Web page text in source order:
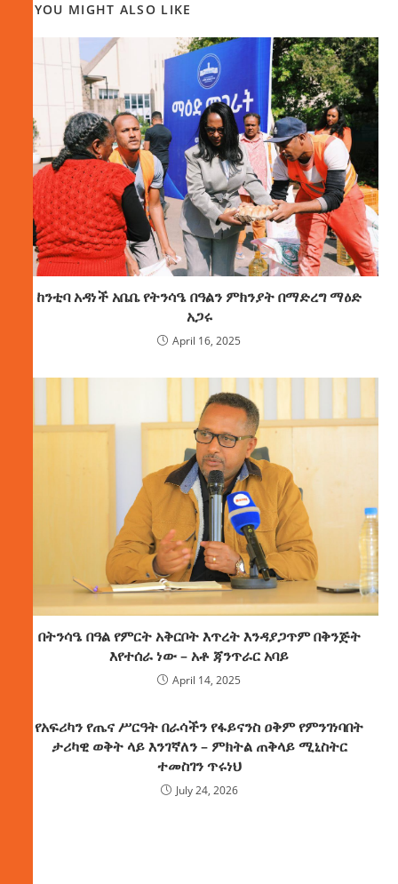
YOU MIGHT ALSO LIKE
ከንቲባ አዳነች አቤቤ የትንሳዔ በዓልን ምክንያት በማድረግ ማዕድ
አጋሩ
April 16, 2025
በትንሳዔ በዓል የምርት አቅርቦት እጥረት እንዳያጋጥም በቅንጅት
እየተሰራ ነው – አቶ ጃንጥራር አባይ
April 14, 2025
የአፍሪካን የጤና ሥርዓት በራሳችን የፋይናንስ ዐቅም የምንገነባበት
ታሪካዊ ወቅት ላይ እንገኛለን – ምክትል ጠቅላይ ሚኒስትር
ተመስገን ጥሩነህ
July 24, 2026